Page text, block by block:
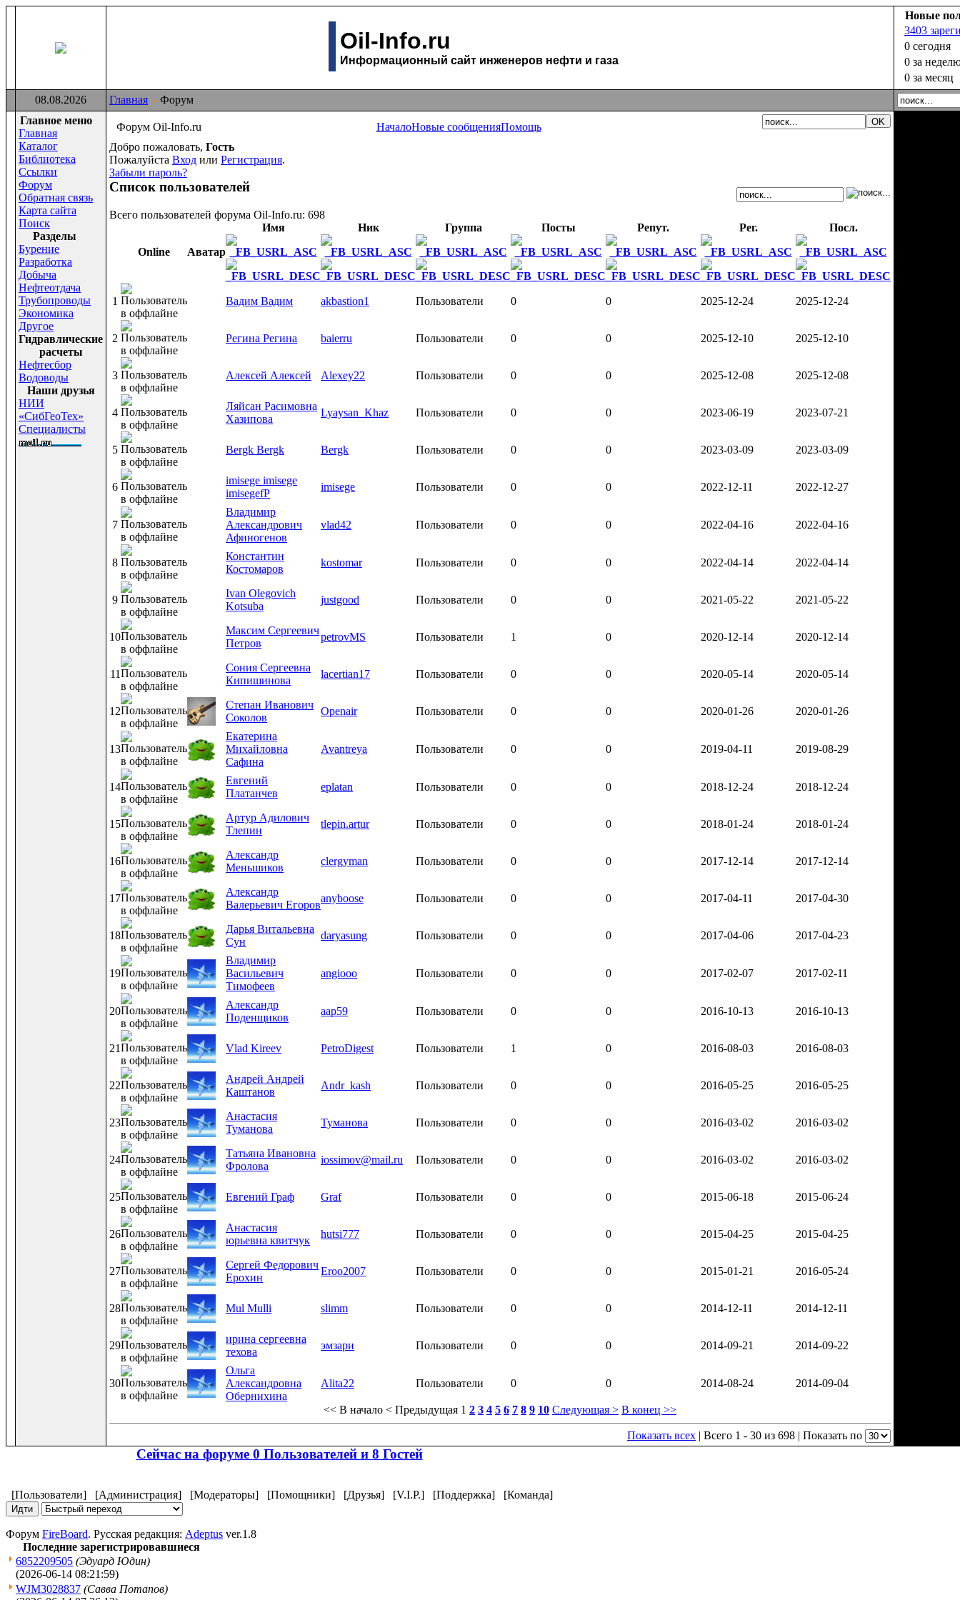
Oil-Info.ru
Информационный сайт инженеров нефти и газа
Новые
3403
0 сегодня
0 за
0 за месяц
08.08.2026
Главная
Форум
Главное меню
Главная
Каталог
Библиотека
Ссылки
Форум
Обратная связь
Карта сайта
Поиск
Раздeлы
Бурение
Разработка
Добыча
Нефтеотдача
Трубопроводы
Экономика
Другое
Гидравлические
расчеты
Нефтесбор
Водоводы
Наши друзья
НИИ
«СибГеоТех»
Специалисты
Форум Oil-Info.ru НачалоНовые сообщенияПомощь
Добро пожаловать, Гость
Пожалуйста Вход или Регистрация.
Забыли пароль?
Список пользователей
Всего пользователей форума Oil-Info.ru: 698
Online Аватар
Имя Ник Группа Посты Репут. Рег. Посл.
1 Вадим Вадим akbastion1 Пользователи 0 0 2025-12-24 2025-12-24
2 Регина Регина baierru Пользователи 0 0 2025-12-10 2025-12-10
3 Алексей Алексей Alexey22 Пользователи 0 0 2025-12-08 2025-12-08
4
Ляйсан Расимовна
Хазипова
Lyaysan_Khaz Пользователи 0 0 2023-06-19 2023-07-21
5 Bergk Bergk Bergk Пользователи 0 0 2023-03-09 2023-03-09
6
imisege imisege
imisegefP
imisege Пользователи 0 0 2022-12-11 2022-12-27
7
Владимир
Александрович
Афиногенов
vlad42 Пользователи 0 0 2022-04-16 2022-04-16
8
Константин
Костомаров
kostomar Пользователи 0 0 2022-04-14 2022-04-14
9
Ivan Olegovich
Kotsuba
justgood Пользователи 0 0 2021-05-22 2021-05-22
10
Максим Сергеевич
Петров
petrovMS Пользователи 1 0 2020-12-14 2020-12-14
11
Сония Сергеевна
Кипишинова
lacertian17 Пользователи 0 0 2020-05-14 2020-05-14
12
Степан Иванович
Соколов
Openair Пользователи 0 0 2020-01-26 2020-01-26
13
Екатерина
Михайловна
Сафина
Avantreya Пользователи 0 0 2019-04-11 2019-08-29
14
Евгений
Платанчев
eplatan Пользователи 0 0 2018-12-24 2018-12-24
15
Артур Адилович
Тлепин
tlepin.artur Пользователи 0 0 2018-01-24 2018-01-24
16
Александр
Меньшиков
clergyman Пользователи 0 0 2017-12-14 2017-12-14
17
Александр
Валерьевич Егоров
anyboose Пользователи 0 0 2017-04-11 2017-04-30
18
Дарья Витальевна
Сун
daryasung Пользователи 0 0 2017-04-06 2017-04-23
19
Владимир
Васильевич
Тимофеев
angiooo Пользователи 0 0 2017-02-07 2017-02-11
20
Александр
Поденщиков
aap59 Пользователи 0 0 2016-10-13 2016-10-13
21 Vlad Kireev PetroDigest Пользователи 1 0 2016-08-03 2016-08-03
22
Андрей Андрей
Каштанов
Andr_kash Пользователи 0 0 2016-05-25 2016-05-25
23
Анастасия
Туманова
Туманова Пользователи 0 0 2016-03-02 2016-03-02
24
Татьяна Ивановна
Фролова
iossimov@mail.ru Пользователи 0 0 2016-03-02 2016-03-02
25 Евгений Граф Graf Пользователи 0 0 2015-06-18 2015-06-24
26
Анастасия
юрьевна квитчук
hutsi777 Пользователи 0 0 2015-04-25 2015-04-25
27
Сергей Федорович
Ерохин
Eroo2007 Пользователи 0 0 2015-01-21 2016-05-24
28 Mul Mulli slimm Пользователи 0 0 2014-12-11 2014-12-11
29
ирина сергеевна
техова
эмзари Пользователи 0 0 2014-09-21 2014-09-22
30
Ольга
Александровна
Обернихина
Alita22 Пользователи 0 0 2014-08-24 2014-09-04
<< В начало < Предыдущая 1 2 3 4 5 6 7 8 9 10 Следующая > В конец >>
Показать всех | Всего 1 - 30 из 698 | Показать по
Сейчас на форуме 0 Пользователей и 8 Гостей
[Пользователи] [Администрация] [Модераторы] [Помощники] [Друзья] [V.I.P.] [Поддержка] [Команда]
Форум FireBoard. Русская редакция: Adeptus ver.1.8
Последние зарегистрировавшиеся
6852209505 (Эдуард Юдин)
(2026-06-14 08:21:59)
WJM3028837 (Савва Потапов)